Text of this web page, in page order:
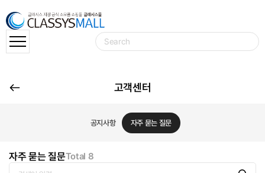
고객센터
공지사항 자주 묻는 질문
자주 묻는 질문Total 8